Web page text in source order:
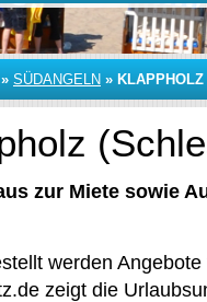
» SÜDANGELN » KLAPPHOLZ
zur Miete sowie
werden
zeigt die